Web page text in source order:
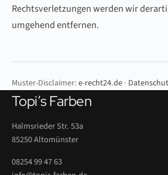
Rechtsverletzungen werden wir
umgehend entfernen.
Muster-Disclaimer: e-recht24.de ·
Topi’s Farben
Halmsrieder Str. 53a
85250 Altomünster
08254 99 47 63